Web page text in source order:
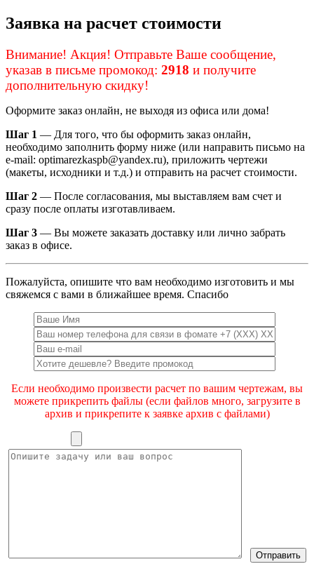
Заявка на расчет стоимости
Внимание! Акция! Отправьте Ваше сообщение,
указав в письме промокод: 2918 и получите
дополнительную скидку!
Оформите заказ онлайн, не выходя из офиса или дома!
Шаг 1 — Для того, что бы оформить заказ онлайн,
необходимо заполнить форму ниже (или направить письмо на
e-mail: optimarezkaspb@yandex.ru), приложить чертежи
(макеты, исходники и т.д.) и отправить на расчет стоимости.
Шаг 2 — После согласования, мы выставляем вам счет и
сразу после оплаты изготавливаем.
Шаг 3 — Вы можете заказать доставку или лично забрать
заказ в офисе.
Пожалуйста, опишите что вам необходимо изготовить и мы
свяжемся с вами в ближайшее время. Спасибо
Если необходимо произвести расчет по вашим чертежам, вы
можете прикрепить файлы (если файлов много, загрузите в
архив и прикрепите к заявке архив с файлами)